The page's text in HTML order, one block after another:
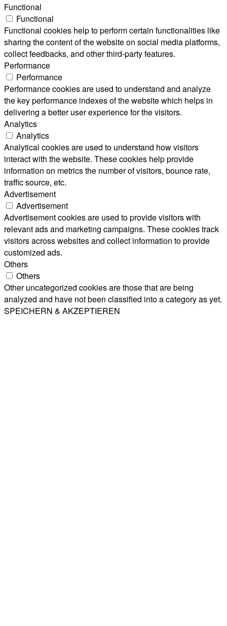
Functional
Functional
Functional cookies help to perform certain functionalities like
sharing the content of the website on social media platforms,
collect feedbacks, and other third-party features.
Performance
Performance
Performance cookies are used to understand and analyze
the key performance indexes of the website which helps in
delivering a better user experience for the visitors.
Analytics
Analytics
Analytical cookies are used to understand how visitors
interact with the website. These cookies help provide
information on metrics the number of visitors, bounce rate,
traffic source, etc.
Advertisement
Advertisement
Advertisement cookies are used to provide visitors with
relevant ads and marketing campaigns. These cookies track
visitors across websites and collect information to provide
customized ads.
Others
Others
Other uncategorized cookies are those that are being
analyzed and have not been classified into a category as yet.
SPEICHERN & AKZEPTIEREN